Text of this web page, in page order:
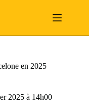
en 2025
2025 à 14h00